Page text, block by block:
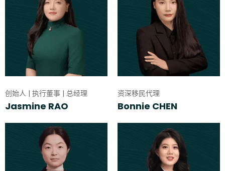
创始人 | 执行董事 | 总经理
Jasmine RAO
资深移民代理
Bonnie CHEN